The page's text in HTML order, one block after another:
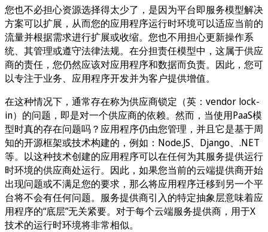
您也不必担心资源选择得太少了，是因为平台即服务模型解决
方案可以扩展，从而您的应用程序运行时环境可以适应当前的
流量并根据需求进行扩展或收缩。您也不用担心更新操作系
统、其管理或遵守法律法规。在分担责任模型中，这属于供应
商的责任，您仍然应该对应用程序和数据而负责。因此，您可
以专注于业务、应用程序开发并为客户提供增值。
在这种情况下，通常存在称为供应商锁定（英：vendor lock-
in）的问题，即是对一个供应商的依赖。然而，当使用PaaS模
型时真的存在问题吗？应用程序仍由您管理，并且它是基于周
知的开源框架或技术构建的，例如：Node.JS、Django、.NET
等。以这种技术创建的应用程序可以在任何为其服务提供运行
时环境的供应商处运行。因此，如果您当前的云端提供商开始
出现问题或不满足您的要求，那么将应用程序迁移到另一个平
台将不会有任何问题。服务提供商引入的特定抽象层意味着应
用程序的“底层”无关紧要。对于每个云端服务提供商，用于X
技术的运行时环境将非常相似。